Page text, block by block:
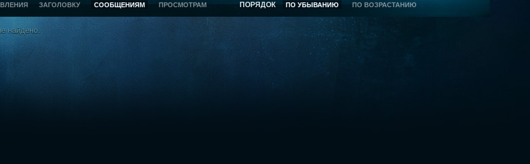
ЗАГОЛОВКУ СООБЩЕНИЯМ ПРОСМОТРАМ ПОРЯДОК ПО УБЫВАНИЮ ПО ВОЗРАСТАНИЮ
найдено.